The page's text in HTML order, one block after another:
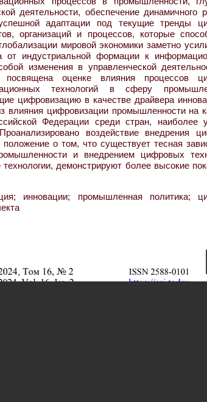
деятельности, обеспечение динамичного
адаптации под текущие тренды
организаций и процессов, которые
мировой экономики заметно
от индустриальной формации к
изменения в управленческой
посвящена оценке влияния процессов
технологий в сферу
цифровизацию в качестве драйвера
влияния цифровизации промышленности на
Федерации среди стран, наиболее
воздействие внедрения
о том, что существует тесная
и внедрением цифровых
демонстрируют более высокие
инновации; промышленная политика;